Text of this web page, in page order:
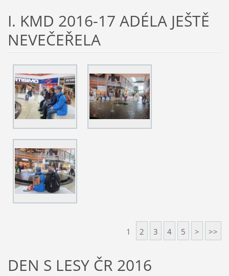
I. KMD 2016-17 ADÉLA JEŠTĚ
NEVEČEŘELA
1 2 3 4 5 > >>
DEN S LESY ČR 2016